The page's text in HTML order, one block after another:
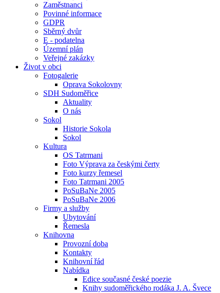
Zaměstnanci
Povinné informace
GDPR
Sběrný dvůr
E - podatelna
Územní plán
Veřejné zakázky
Život v obci
Fotogalerie
Oprava Sokolovny
SDH Sudoměřice
Aktuality
O nás
Sokol
Historie Sokola
Sokol
Kultura
OS Tatrmani
Foto Výprava za českými čerty
Foto kurzy řemesel
Foto Tatrmani 2005
PoSuBaNe 2005
PoSuBaNe 2006
Firmy a služby
Ubytování
Řemesla
Knihovna
Provozní doba
Kontakty
Knihovní řád
Nabídka
Edice současné české poezie
Knihy sudoměřického rodáka J. A. Švece